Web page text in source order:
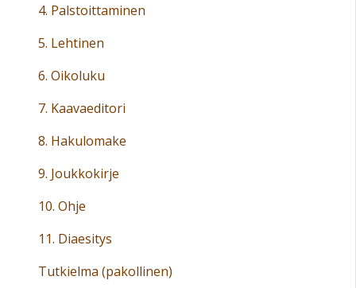
4. Palstoittaminen
5. Lehtinen
6. Oikoluku
7. Kaavaeditori
8. Hakulomake
9. Joukkokirje
10. Ohje
11. Diaesitys
Tutkielma (pakollinen)